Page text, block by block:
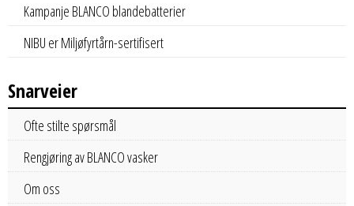
Kampanje BLANCO blandebatterier
NIBU er Miljøfyrtårn-sertifisert
Snarveier
Ofte stilte spørsmål
Rengjøring av BLANCO vasker
Om oss